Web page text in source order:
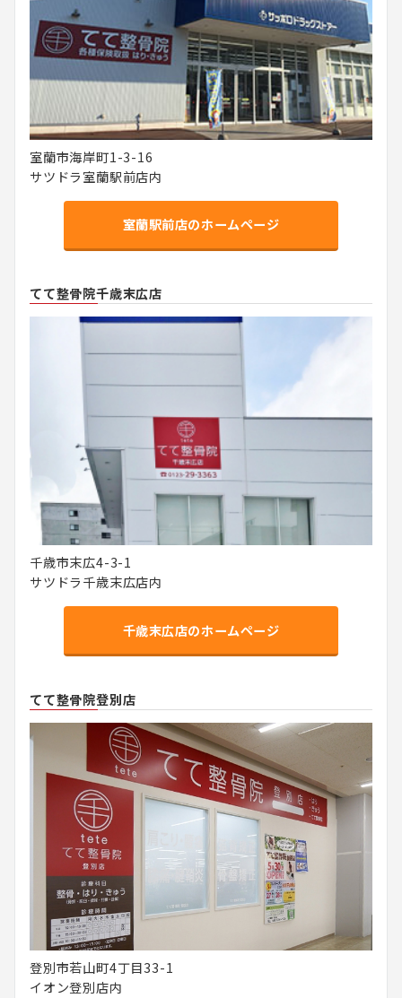
室蘭市海岸町1-3-16
サツドラ室蘭駅前店内
室蘭駅前店のホームページ
てて整骨院千歳末広店
千歳市末広4-3-1
サツドラ千歳末広店内
千歳末広店のホームページ
てて整骨院登別店
登別市若山町4丁目33-1
イオン登別店内